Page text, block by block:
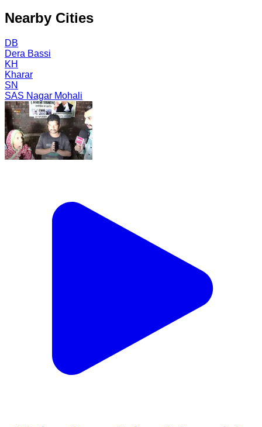
Nearby Cities
DB
Dera Bassi
KH
Kharar
SN
SAS Nagar Mohali